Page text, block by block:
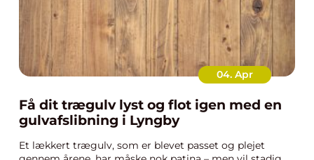
04. Apr
Få dit trægulv lyst og flot igen med en
gulvafslibning i Lyngby
Et lækkert trægulv, som er blevet passet og plejet